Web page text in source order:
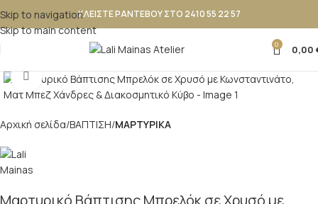
Skip to navigation
Skip to main content
ΚΛΕΙΣΤΕ ΡΑΝΤΕΒΟΥ ΣΤΟ 2410 55 22 57
0 0,00
Κλικ για μεγέθυνση
Αρχική σελίδα ΒΑΠΤΙΣΗ ΜΑΡΤΥΡΙΚΑ
Μαρτυρικό Βάπτισης Μπρελόκ σε Χρυσό με